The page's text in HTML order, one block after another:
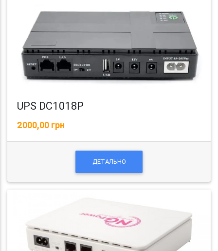
UPS DC1018P
2000,00 грн
ДЕТАЛЬНО